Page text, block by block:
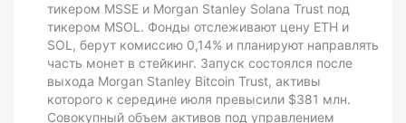
тикером MSSE и Morgan Stanley Solana Trust под
тикером MSOL. Фонды отслеживают цену ETH и
SOL, берут комиссию 0,14% и планируют направлять
часть монет в стейкинг. Запуск состоялся после
выхода Morgan Stanley Bitcoin Trust, активы
которого к середине июля превысили $381 млн.
Совокупный объем активов под управлением